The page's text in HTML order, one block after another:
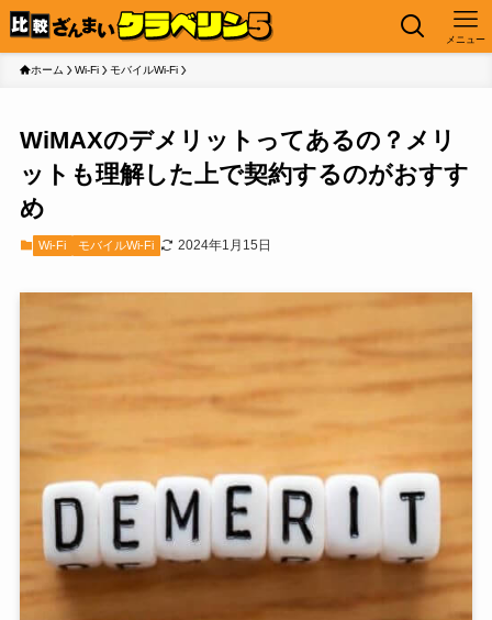
メニュー
ホーム Wi-Fi モバイルWi-Fi
WiMAXのデメリットってあるの？メリ
ットも理解した上で契約するのがおすす
め
Wi-Fi モバイルWi-Fi 2024年1月15日